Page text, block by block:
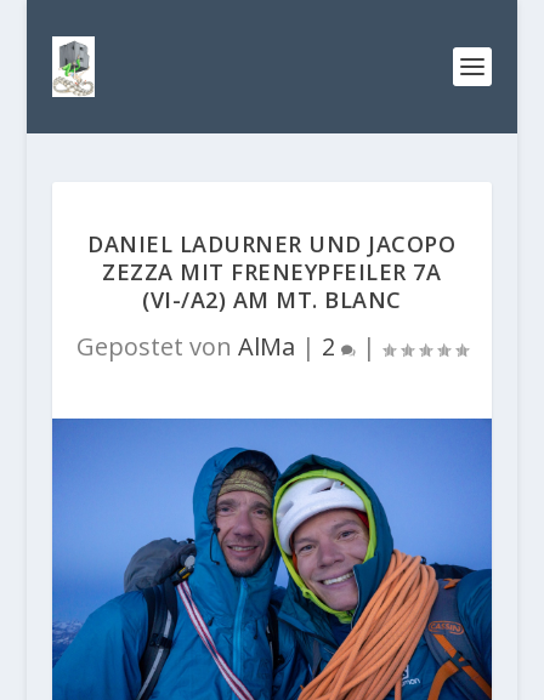
DANIEL LADURNER UND JACOPO
ZEZZA MIT FRENEYPFEILER 7A
(VI-/A2) AM MT. BLANC
Gepostet von AlMa | 2 |